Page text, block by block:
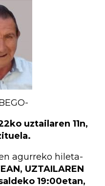
uztailaren 11n,
agurreko hileta-
UZTAILAREN
19:00etan,